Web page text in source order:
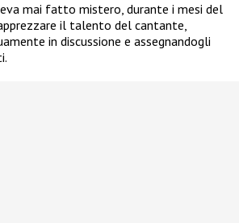
mai fatto mistero, durante i mesi del
il talento del cantante,
in discussione e assegnandogli